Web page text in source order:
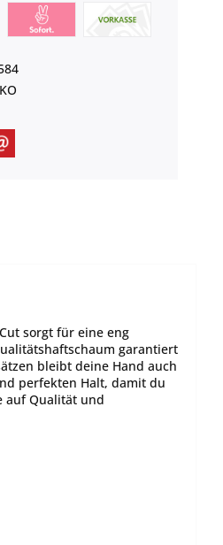
sorgt für eine eng
garantiert
bleibt deine Hand auch
perfekten Halt, damit du
auf Qualität und